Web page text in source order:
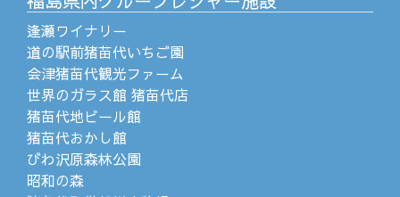
逢瀬ワイナリー
道の駅前猪苗代いちご園
会津猪苗代観光ファーム
世界のガラス館 猪苗代店
猪苗代地ビール館
猪苗代おかし館
びわ沢原森林公園
昭和の森